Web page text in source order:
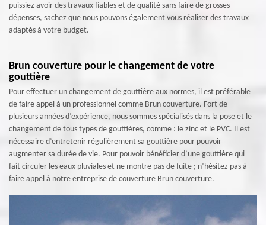
puissiez avoir des travaux fiables et de qualité sans faire de grosses
dépenses, sachez que nous pouvons également vous réaliser des travaux
adaptés à votre budget.
Brun couverture pour le changement de votre
gouttière
Pour effectuer un changement de gouttière aux normes, il est préférable
de faire appel à un professionnel comme Brun couverture. Fort de
plusieurs années d’expérience, nous sommes spécialisés dans la pose et le
changement de tous types de gouttières, comme : le zinc et le PVC. Il est
nécessaire d’entretenir régulièrement sa gouttière pour pouvoir
augmenter sa durée de vie. Pour pouvoir bénéficier d’une gouttière qui
fait circuler les eaux pluviales et ne montre pas de fuite ; n’hésitez pas à
faire appel à notre entreprise de couverture Brun couverture.